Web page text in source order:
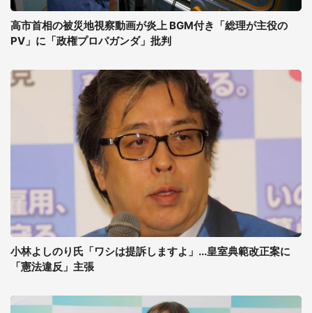
高市首相の被災地視察動画が炎上 BGM付き「総理が主役の
PV」に「政権プロパガンダ」批判
小林よしのり氏「ワシは提訴しますよ」...皇室典範改正案に
「憲法違反」主張